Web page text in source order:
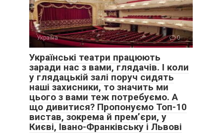
Україна 0
Українські театри працюють
заради нас з вами, глядачів. І коли
у глядацькій залі поруч сидять
наші захисники, то значить ми
цього з вами теж потребуємо. А
що дивитися? Пропонуємо Топ-10
вистав, зокрема й прем’єри, у
Києві, Івано-Франківську і Львові